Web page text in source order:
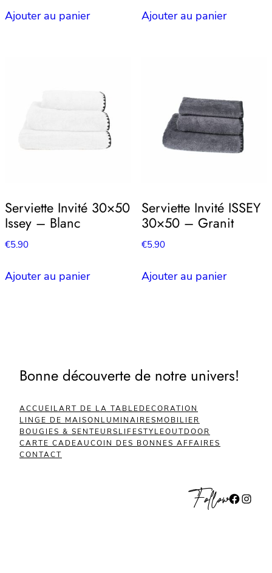
Ajouter au panier Ajouter au panier
Serviette Invité 30×50
Issey – Blanc
€5.90
Ajouter au panier
Serviette Invité ISSEY
30×50 – Granit
€5.90
Ajouter au panier
Bonne découverte de notre univers!
ACCUEILART DE LA TABLEDECORATION
LINGE DE MAISON LUMINAIRESMOBILIER
BOUGIES & SENTEURSLIFESTYLEOUTDOOR
CARTE CADEAUCOIN DES BONNES AFFAIRES
CONTACT
FollowFacebook Instagram